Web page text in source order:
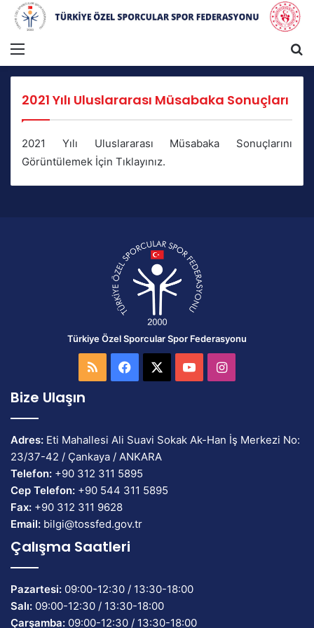
2021 Yılı Uluslararası Müsabaka Sonuçları
2021 Yılı Uluslararası Müsabaka Sonuçlarını
Görüntülemek İçin Tıklayınız.
Türkiye Özel Sporcular Spor Federasyonu
RSS Facebook YouTubeInstagram
Bize Ulaşın
Adres: Eti Mahallesi Ali Suavi Sokak Ak-Han İş Merkezi No:
23/37-42 / Çankaya / ANKARA
Telefon: +90 312 311 5895
Cep Telefon: +90 544 311 5895
Fax: +90 312 311 9628
Email: bilgi@tossfed.gov.tr
Çalışma Saatleri
Pazartesi: 09:00-12:30 / 13:30-18:00
Salı: 09:00-12:30 / 13:30-18:00
Çarşamba: 09:00-12:30 / 13:30-18:00